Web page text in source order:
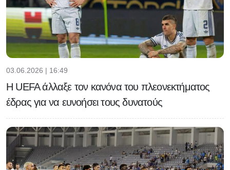
03.06.2026 | 16:49
H UEFA άλλαξε τον κανόνα του πλεονεκτήματος
έδρας για να ευνοήσει τους δυνατούς